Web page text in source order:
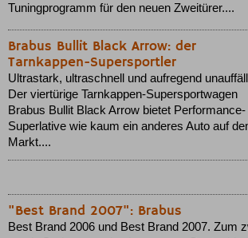
Tuningprogramm für den neuen Zweitürer....
Brabus Bullit Black Arrow: der
Tarnkappen-Supersportler
Ultrastark, ultraschnell und aufregend
Der viertürige Tarnkappen-Supersportwagen
Brabus Bullit Black Arrow bietet Performance-
Superlative wie kaum ein anderes Auto auf
Markt....
"Best Brand 2007": Brabus
Best Brand 2006 und Best Brand 2007. Zum